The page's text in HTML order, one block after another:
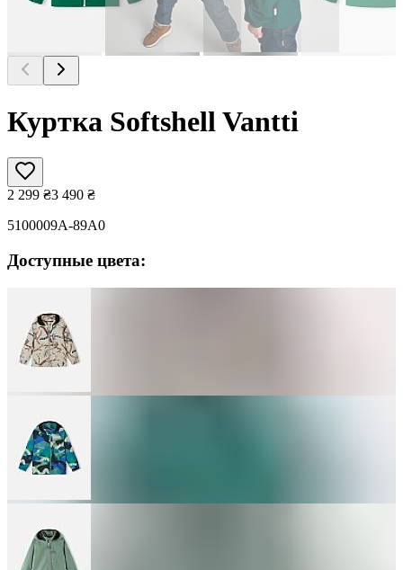
Куртка Softshell Vantti
2 299 ₴3 490 ₴
5100009A-89A0
Доступные цвета: